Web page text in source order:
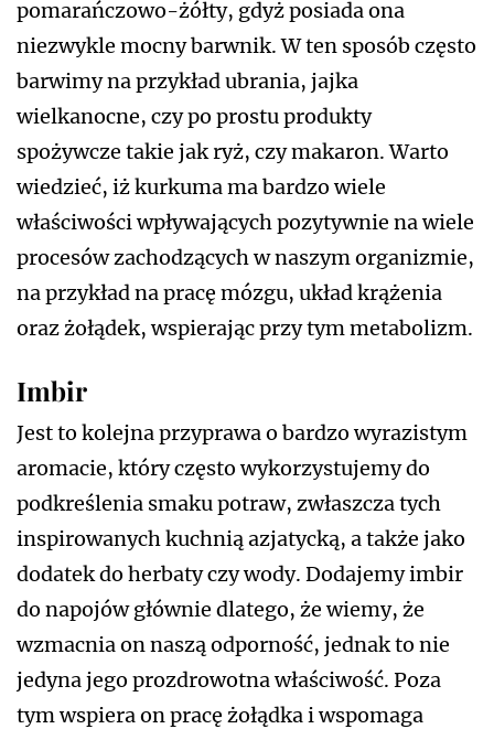
pomarańczowo-żółty, gdyż posiada ona
niezwykle mocny barwnik. W ten sposób często
barwimy na przykład ubrania, jajka
wielkanocne, czy po prostu produkty
spożywcze takie jak ryż, czy makaron. Warto
wiedzieć, iż kurkuma ma bardzo wiele
właściwości wpływających pozytywnie na wiele
procesów zachodzących w naszym organizmie,
na przykład na pracę mózgu, układ krążenia
oraz żołądek, wspierając przy tym metabolizm.
Imbir
Jest to kolejna przyprawa o bardzo wyrazistym
aromacie, który często wykorzystujemy do
podkreślenia smaku potraw, zwłaszcza tych
inspirowanych kuchnią azjatycką, a także jako
dodatek do herbaty czy wody. Dodajemy imbir
do napojów głównie dlatego, że wiemy, że
wzmacnia on naszą odporność, jednak to nie
jedyna jego prozdrowotna właściwość. Poza
tym wspiera on pracę żołądka i wspomaga